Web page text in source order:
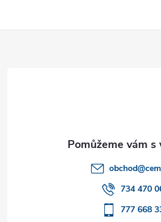
obchod@
734 470
777 668